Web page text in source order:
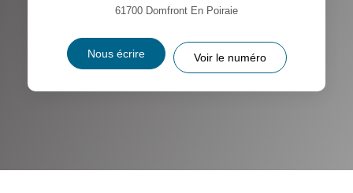
61700 Domfront En Poiraie
Nous écrire Voir le numéro